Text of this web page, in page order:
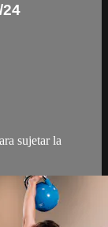
24
sujetar la